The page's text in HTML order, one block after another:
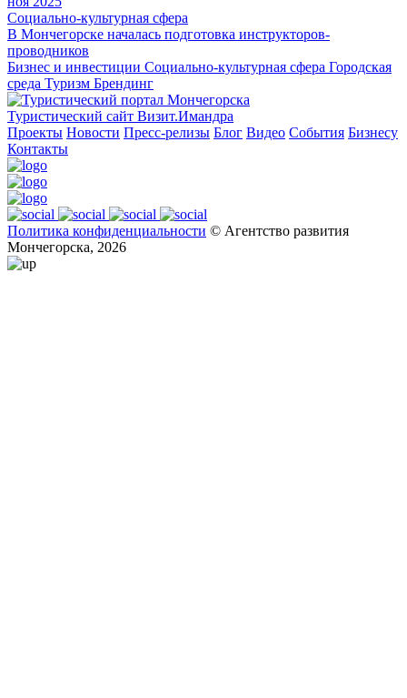
Социально-культурная сфера
В Мончегорске началась подготовка инструкторов-
проводников
Бизнес и инвестиции Социально-культурная сфера Городская
среда Туризм Брендинг
Туристический сайт Визит.Имандра
Проекты Новости Пресс-релизы Блог Видео События Бизнесу
Контакты
Политика конфиденциальности © Агентство развития
Мончегорска, 2026